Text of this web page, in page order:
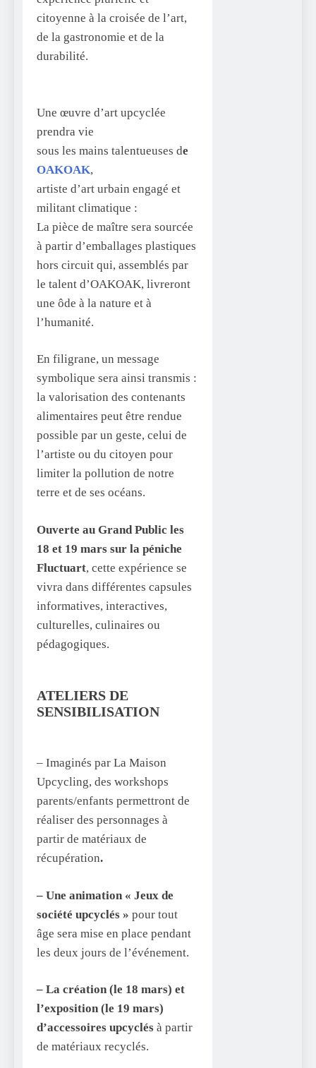
citoyenne à la croisée de l’art,
de la gastronomie et de la
durabilité.
Une œuvre d’art upcyclée
prendra vie
sous les mains talentueuses de
OAKOAK,
artiste d’art urbain engagé et
militant climatique :
La pièce de maître sera sourcée
à partir d’emballages plastiques
hors circuit qui, assemblés par
le talent d’OAKOAK, livreront
une ôde à la nature et à
l’humanité.
En filigrane, un message
symbolique sera ainsi transmis :
la valorisation des contenants
alimentaires peut être rendue
possible par un geste, celui de
l’artiste ou du citoyen pour
limiter la pollution de notre
terre et de ses océans.
Ouverte au Grand Public les
18 et 19 mars sur la péniche
Fluctuart, cette expérience se
vivra dans différentes capsules
informatives, interactives,
culturelles, culinaires ou
pédagogiques.
ATELIERS DE
SENSIBILISATION
– Imaginés par La Maison
Upcycling, des workshops
parents/enfants permettront de
réaliser des personnages à
partir de matériaux de
récupération.
– Une animation « Jeux de
société upcyclés » pour tout
âge sera mise en place pendant
les deux jours de l’événement.
– La création (le 18 mars) et
l’exposition (le 19 mars)
d’accessoires upcyclés à partir
de matériaux recyclés.